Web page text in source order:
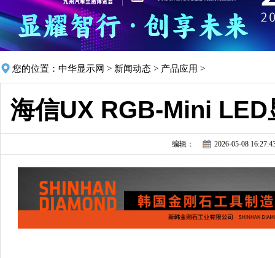
您的位置： 中华显示网 > 新闻动态 > 产品应用 >
海信UX RGB-Mini
编辑： 2026-05-08